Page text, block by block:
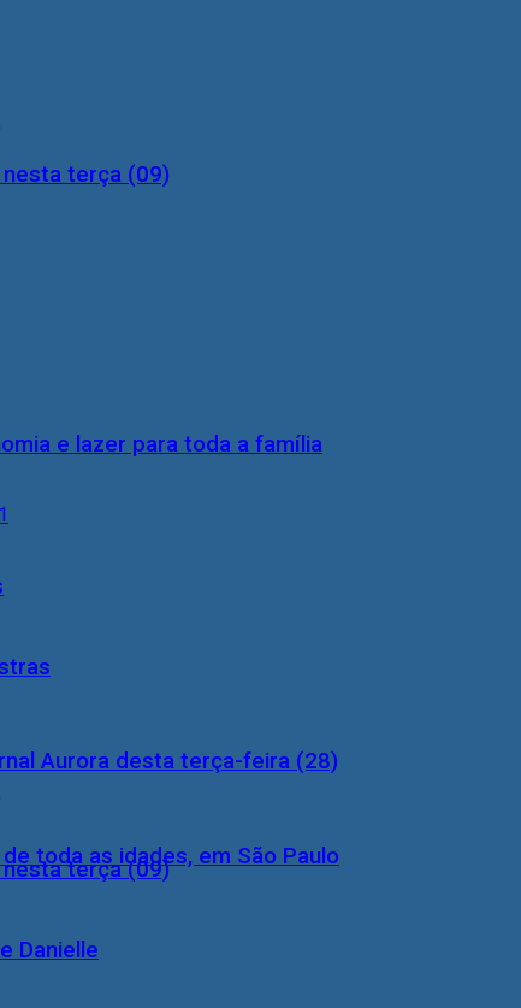
e lazer para toda a família
terça (09)
terça (09)
Aurora desta terça-feira (28)
toda as idades, em São Paulo
Danielle